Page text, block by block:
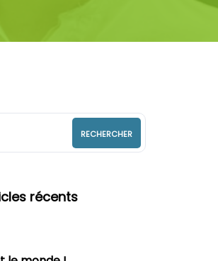
RECHERCHER
récents